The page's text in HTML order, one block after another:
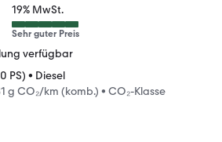
19% MwSt.
Sehr guter Preis
verfügbar
PS) • Diesel
g CO₂/km (komb.) • CO₂-Klasse